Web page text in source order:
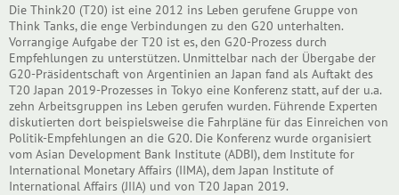
Die Think20 (T20) ist eine 2012 ins Leben gerufene Gruppe von
Think Tanks, die enge Verbindungen zu den G20 unterhalten.
Vorrangige Aufgabe der T20 ist es, den G20-Prozess durch
Empfehlungen zu unterstützen. Unmittelbar nach der Übergabe der
G20-Präsidentschaft von Argentinien an Japan fand als Auftakt des
T20 Japan 2019-Prozesses in Tokyo eine Konferenz statt, auf der u.a.
zehn Arbeitsgruppen ins Leben gerufen wurden. Führende Experten
diskutierten dort beispielsweise die Fahrpläne für das Einreichen von
Politik-Empfehlungen an die G20. Die Konferenz wurde organisiert
vom Asian Development Bank Institute (ADBI), dem Institute for
International Monetary Affairs (IIMA), dem Japan Institute of
International Affairs (JIIA) und von T20 Japan 2019.